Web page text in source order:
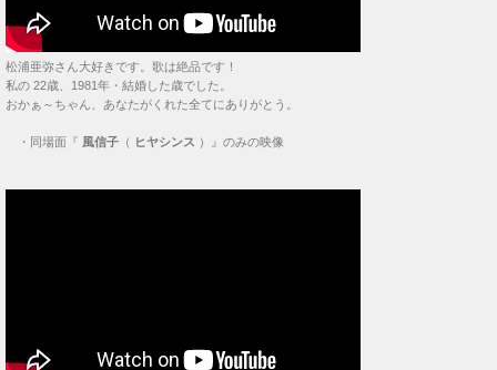
松浦亜弥さん大好きです。歌は絶品です！
私の 22歳、1981年・結婚した歳でした。
おかぁ～ちゃん、あなたがくれた全てにありがとう。
・ 同場面『 風信子 （ ヒヤシンス ）』のみの映像